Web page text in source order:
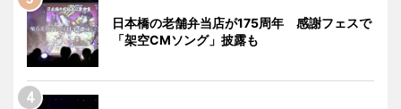
日本橋の老舗弁当店が175周年 感謝フェスで
「架空CMソング」披露も